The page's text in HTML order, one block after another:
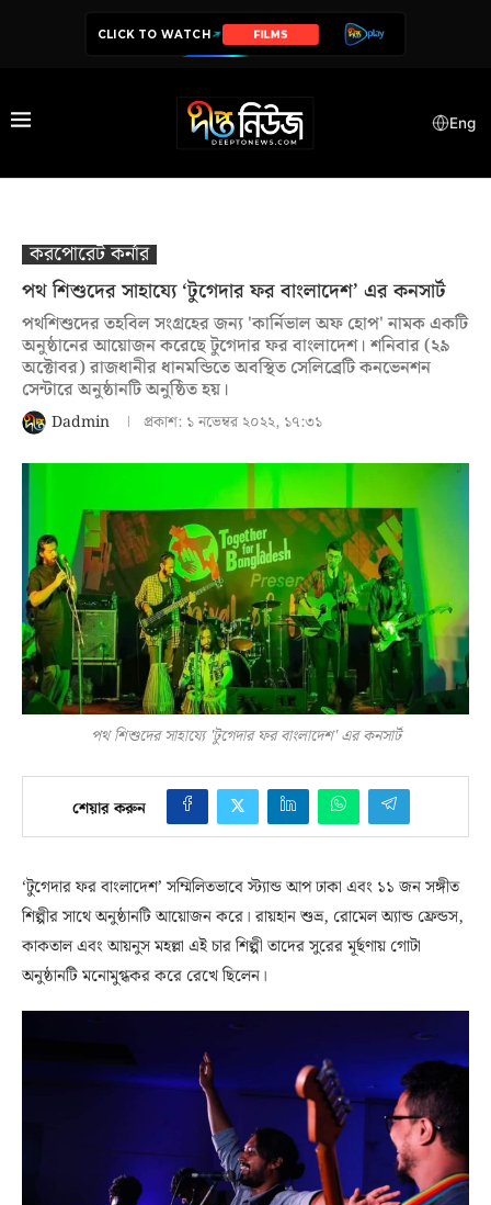
CLICK TO WATCH SERIES
Eng
করপোরেট কর্নার
পথ শিশুদের সাহায্যে ‘টুগেদার ফর বাংলাদেশ’ এর কনসার্ট
পথশিশুদের তহবিল সংগ্রহের জন্য 'কার্নিভাল অফ হোপ' নামক একটি
অনুষ্ঠানের আয়োজন করেছে টুগেদার ফর বাংলাদেশ। শনিবার (২৯
অক্টোবর) রাজধানীর ধানমন্ডিতে অবস্থিত সেলিব্রেটি কনভেনশন
সেন্টারে অনুষ্ঠানটি অনুষ্ঠিত হয়।
Dadmin প্রকাশ: ১ নভেম্বর ২০২২, ১৭:৩১
পথ শিশুদের সাহায্যে 'টুগেদার ফর বাংলাদেশ' এর কনসার্ট
শেয়ার করুন
‘টুগেদার ফর বাংলাদেশ’ সম্মিলিতভাবে স্ট্যান্ড আপ ঢাকা এবং ১১ জন সঙ্গীত
শিল্পীর সাথে অনুষ্ঠানটি আয়োজন করে। রায়হান শুভ্র, রোমেল অ্যান্ড ফ্রেন্ডস,
কাকতাল এবং আয়নুস মহল্লা এই চার শিল্পী তাদের সুরের মূর্ছণায় গোটা
অনুষ্ঠানটি মনোমুগ্ধকর করে রেখে ছিলেন।